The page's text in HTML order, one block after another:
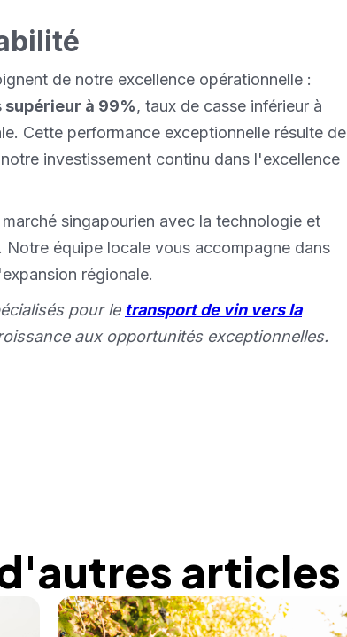
de notre excellence opérationnelle :
à 99%, taux de casse inférieur à
Cette performance exceptionnelle résulte de
investissement continu dans l'excellence
singapourien avec la technologie et
équipe locale vous accompagne dans
régionale.
pour le transport de vin vers la
aux opportunités exceptionnelles.
articles